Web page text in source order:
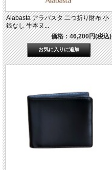
Alabasta アラバスタ 二つ折り財布 小
銭なし 牛本ヌ...
価格：46,200円(税込)